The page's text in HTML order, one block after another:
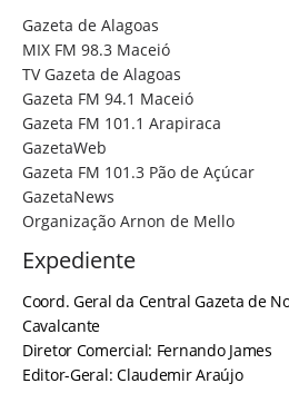
Gazeta de Alagoas
MIX FM 98.3 Maceió
TV Gazeta de Alagoas
Gazeta FM 94.1 Maceió
Gazeta FM 101.1 Arapiraca
GazetaWeb
Gazeta FM 101.3 Pão de Açúcar
GazetaNews
Organização Arnon de Mello
Expediente
Coord. Geral da Central Gazeta de
Cavalcante
Diretor Comercial: Fernando James
Editor-Geral: Claudemir Araújo